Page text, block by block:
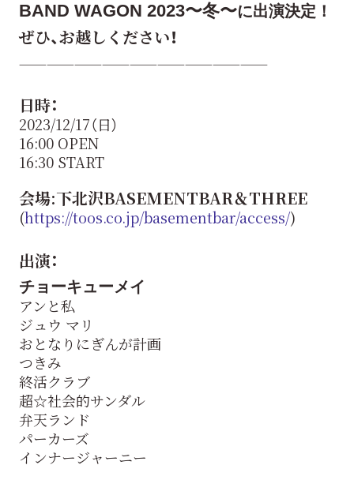
BAND WAGON 2023〜冬〜に出演決定！
ぜひ、お越しください！
———————————————————————————
日時：
2023/12/17（日）
16:00 OPEN
16:30 START
会場:下北沢BASEMENTBAR＆THREE
(https://toos.co.jp/basementbar/access/)
出演：
チョーキューメイ
アンと私
ジュウ マリ
おとなりにぎんが計画
つきみ
終活クラブ
超☆社会的サンダル
弁天ランド
パーカーズ
インナージャーニー